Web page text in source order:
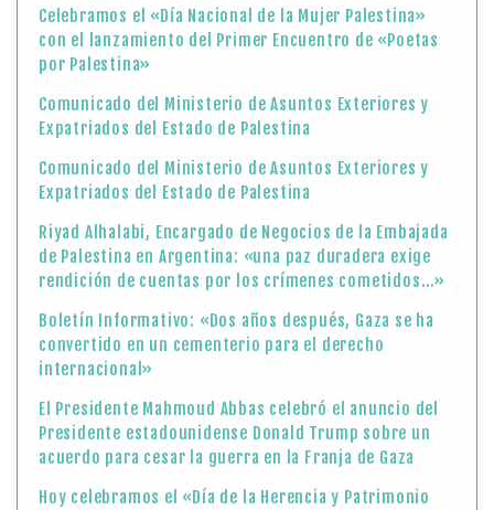
Celebramos el «Día Nacional de la Mujer Palestina»
con el lanzamiento del Primer Encuentro de «Poetas
por Palestina»
Comunicado del Ministerio de Asuntos Exteriores y
Expatriados del Estado de Palestina
Comunicado del Ministerio de Asuntos Exteriores y
Expatriados del Estado de Palestina
Riyad Alhalabi, Encargado de Negocios de la Embajada
de Palestina en Argentina: «una paz duradera exige
rendición de cuentas por los crímenes cometidos…»
Boletín Informativo: «Dos años después, Gaza se ha
convertido en un cementerio para el derecho
internacional»
El Presidente Mahmoud Abbas celebró el anuncio del
Presidente estadounidense Donald Trump sobre un
acuerdo para cesar la guerra en la Franja de Gaza
Hoy celebramos el «Día de la Herencia y Patrimonio